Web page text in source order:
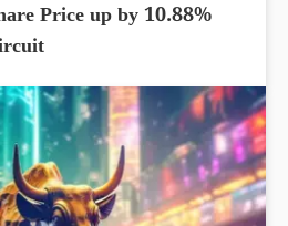
Price up by 10.88%